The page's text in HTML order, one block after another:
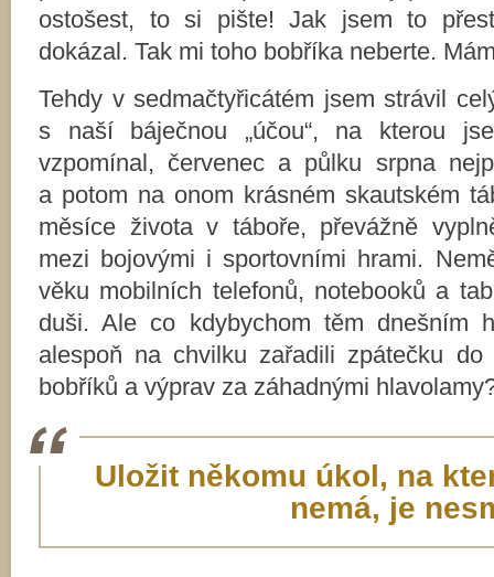
ostošest, to si pište! Jak jsem to
dokázal. Tak mi toho bobříka neberte.
Tehdy v sedmačtyřicátém jsem strávil
s naší báječnou „účou“, na kterou
vzpomínal, červenec a půlku srpna
a potom na onom krásném skautském
měsíce života v táboře, převážně
mezi bojovými i sportovními hrami.
věku mobilních telefonů, notebooků a
duši. Ale co kdybychom těm dnešním
alespoň na chvilku zařadili zpátečku
bobříků a výprav za záhadnými
Uložit někomu úkol, na
nemá, je